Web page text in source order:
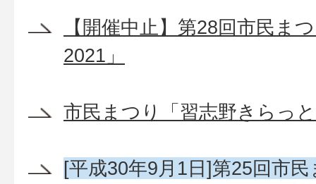
【開催中止】第28回市民ま
2021」
市民まつり「習志野きらっ
[平成30年9月1日]第25回市